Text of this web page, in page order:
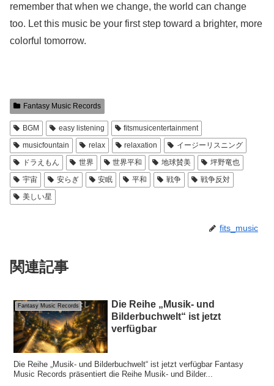
remember that when we change, the world can change
too. Let this music be your first step toward a brighter, more
colorful tomorrow.
Fantasy Music Records
BGM easy listening
fitsmusicentertainment
musicfountain
relax relaxation
イージーリスニング
ドラえもん
世界 世界平和 地球賛美
坪野竜也
宇宙
安らぎ 安眠 平和 戦争
戦争反対
美しい星
fits_music
関連記事
Fantasy Music Records
Die Reihe „Musik- und
Bilderbuchwelt“ ist jetzt
verfügbar
Die Reihe „Musik- und Bilderbuchwelt“ ist jetzt verfügbar Fantasy
Music Records präsentiert die Reihe Musik- und Bilder...